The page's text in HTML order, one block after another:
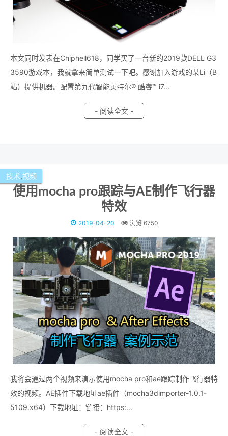
本文同时发表在Chiphell618，同学买了一台新的2019款DELL G3
3590游戏本，我就拿来简单测试一下吧。感谢加入游戏的某Li（B
站）提供机器。配置第九代智能英特尔® 酷睿™ i7...
- 阅读全文 -
技术,视频
使用mocha pro跟踪与AE制作飞行器
特效
2019-04-20 浏览 6750
我将会通过两个视频来演示使用mocha pro和ae跟踪制作飞行器特
效的视频。AE插件下载地址ae插件（mocha3dimporter-1.0.1-
5109.x64）下载地址：链接：https:...
- 阅读全文 -